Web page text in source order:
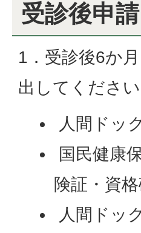
受診後申請
1．受診後6か
出してください
人間ドッ
国民健康
険証・資
人間ドッ